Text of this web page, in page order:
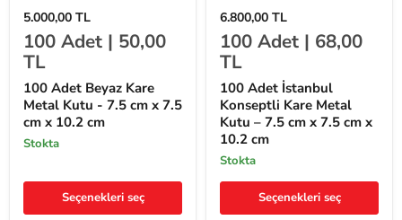
100
Adet
Beyaz
Kare
Metal
Kutu
7.5
cm
x
7.5
x
cm
5.000,00 TL
100 Adet | 50,00
TL
100 Adet Beyaz Kare
Metal Kutu - 7.5 cm x 7.5
cm x 10.2 cm
stokta
Seçenekleri seç
100
Adet
İstanbul
Konseptli
Kare
Metal
Kutu
–
7.5
cm
x
7.5
cm
10.2
6.800,00 TL
100 Adet | 68,00
TL
100 Adet İstanbul
Konseptli Kare Metal
Kutu – 7.5 cm x 7.5 cm x
10.2 cm
stokta
Seçenekleri seç